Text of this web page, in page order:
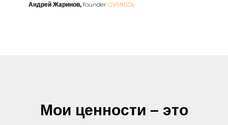
Андрей Жаринов, founder GYMKiDs
Мои ценности – это